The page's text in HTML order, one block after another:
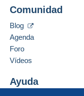
tener
Si las condiciones
cláusulas relativas
nulas. Las
Delcampe, tal y
Las compras
Contactar con el
Comunidad
Blog
Agenda
Foro
Vídeos
Ayuda